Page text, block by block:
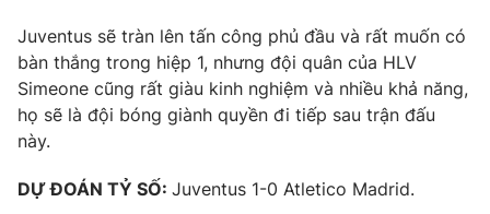
Juventus sẽ tràn lên tấn công phủ đầu và rất muốn có
bàn thắng trong hiệp 1, nhưng đội quân của HLV
Simeone cũng rất giàu kinh nghiệm và nhiều khả năng,
họ sẽ là đội bóng giành quyền đi tiếp sau trận đấu
này.
DỰ ĐOÁN TỶ SỐ: Juventus 1-0 Atletico Madrid.